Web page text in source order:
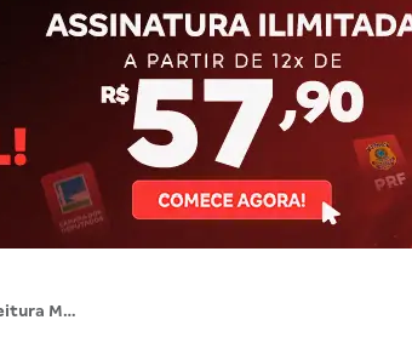
Prefeitura Municipal de Alto do Caparaó (MG) anuncia concurso!